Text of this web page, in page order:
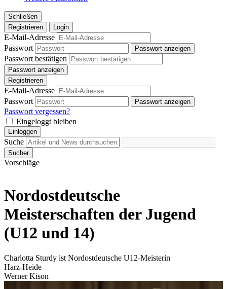
Schließen
Registrieren
Login
E-Mail-Adresse
Passwort
Passwort anzeigen
Passwort bestätigen
Passwort anzeigen
Registrieren
E-Mail-Adresse
Passwort
Passwort anzeigen
Passwort vergessen?
Eingeloggt bleiben
Einloggen
Suche
Sucher
Vorschläge
Nordostdeutsche
Meisterschaften der Jugend
(U12 und 14)
Charlotta Sturdy ist Nordostdeutsche U12-Meisterin
Harz-Heide
Werner Kison